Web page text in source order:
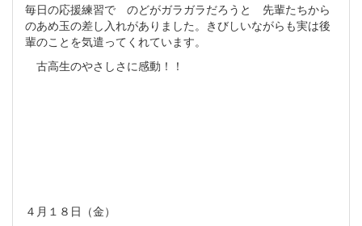
毎日の応援練習で のどがガラガラだろうと 先輩たちから
のあめ玉の差し入れがありました。きびしいながらも実は後
輩のことを気遣ってくれています。
古高生のやさしさに感動！！
４月１８日（金）